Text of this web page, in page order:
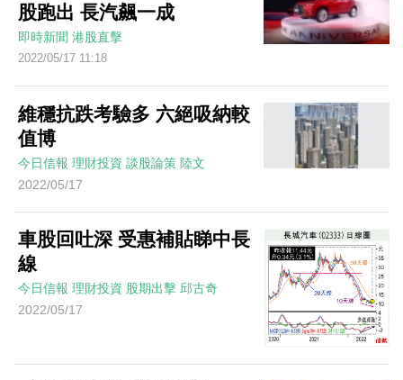
股跑出 長汽飆一成
即時新聞 港股直擊
2022/05/17 11:18
維穩抗跌考驗多 六絕吸納較
值博
今日信報 理財投資 談股論策 陸文
2022/05/17
車股回吐深 受惠補貼睇中長
線
今日信報 理財投資 股期出擊 邱古奇
2022/05/17